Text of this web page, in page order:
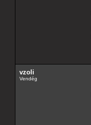
vzoli
Vendég